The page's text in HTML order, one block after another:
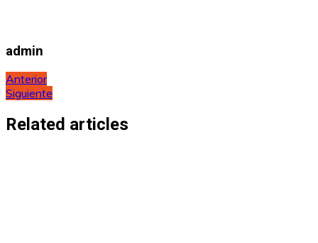
admin
Navegación
de
entradas
Anterior
Siguiente
Related articles